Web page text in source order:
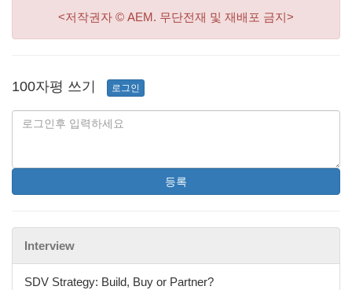
<저작권자 © AEM. 무단전재 및 재배포 금지>
100자평 쓰기 로그인
등록
Interview
SDV Strategy: Build, Buy or Partner?